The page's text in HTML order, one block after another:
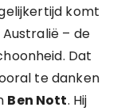
komt
– de
Dat
te danken
Ben Nott. Hij